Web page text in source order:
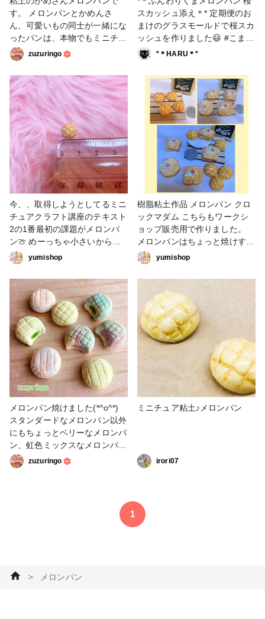
す。 メロンパンとかめんさ
ん、可愛いもの同士が一緒にな
ったパンは、本物でもミニチュ
アでも可愛いです！ なんとい
うか癒されますね^_^ #粘土 #
かめ #メロンパン
zuzuringo
スカッシュ添え＊* 定期便のお
まけのグラスモールドで桜スカ
ッシュを作りました😃 #こまり
カラー #スイーツカラー #かの
んカラー #定期便 #桜 #メロン
パン #キーホルダー #チャーム
*＊HARU＊*
今、、取得しようとしてるミニ
チュアクラフト講座のテキスト
2の1番最初の課題がメロンパ
ン🍈 めーっちゃ小さいから手
がぷるぷるするんよ でも出来
上がりは大満足💯 とっても美
味しそうに出来上がった☺️ #ミ
ニチュア #粘土 #メロンパン #
小さいサイズ #可愛い
yumishop
樹脂粘土作品 メロンパン クロ
ックマダム こちらもワークシ
ョップ販売用で作りました。
メロンパンはちょっと焼けすぎ
ちゃいました！ きっとさっく
さくのメロンパンだと思います
🤣 クロックマダムはもうチー
ズがテカテカ！トロットロに見
えるように作ってみた。 焼き
具合も自分的には良い感じ🙌 #
ミニチュア #小物・雑貨 #スイ
ーツデコ #粘土 #樹脂粘土 #メ
ロンパン #クロックマダム
yumishop
メロンパン焼けました(*^o^*)
スタンダードなメロンパン以外
にもちょっとベリーなメロンパ
ン、虹色ミックスなメロンパン
も！ 食べかけも作ってみまし
た✨ こちらは2cmくらいです
ン #フェイクスイーツ #粘土
zuzuringo
ミニチュア粘土♪メロンパン
irori07
1
＞ メロンパン